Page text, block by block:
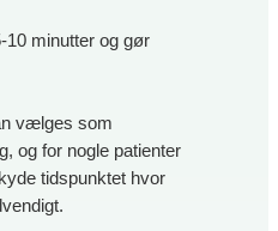
10 minutter og gør
vælges som
og for nogle patienter
tidspunktet hvor